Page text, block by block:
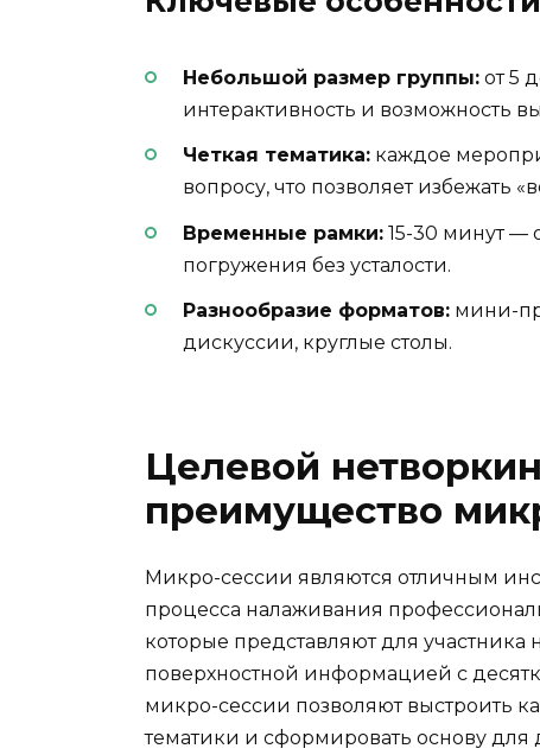
Небольшой размер группы: от 5
интерактивность и возможность
Четкая тематика: каждое
вопросу, что позволяет избежать
Временные рамки: 15-30 минут —
погружения без усталости.
Разнообразие форматов: мини-
дискуссии, круглые столы.
Целевой
преимущество
Микро-сессии являются отличным
процесса налаживания
которые представляют для
поверхностной информацией с
микро-сессии позволяют выстроить
тематики и сформировать основу для